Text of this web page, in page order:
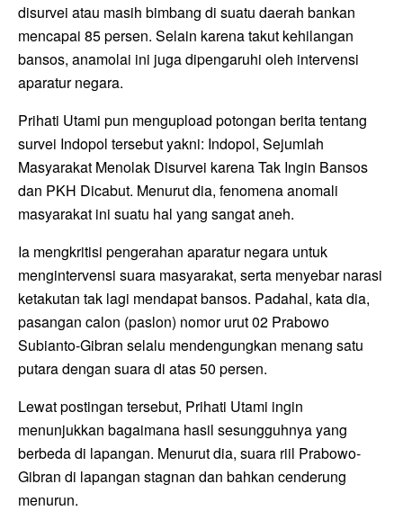
disurvei atau masih bimbang di suatu daerah bankan
mencapai 85 persen. Selain karena takut kehilangan
bansos, anamolai ini juga dipengaruhi oleh intervensi
aparatur negara.
Prihati Utami pun mengupload potongan berita tentang
survei Indopol tersebut yakni: Indopol, Sejumlah
Masyarakat Menolak Disurvei karena Tak Ingin Bansos
dan PKH Dicabut. Menurut dia, fenomena anomali
masyarakat ini suatu hal yang sangat aneh.
Ia mengkritisi pengerahan aparatur negara untuk
mengintervensi suara masyarakat, serta menyebar narasi
ketakutan tak lagi mendapat bansos. Padahal, kata dia,
pasangan calon (paslon) nomor urut 02 Prabowo
Subianto-Gibran selalu mendengungkan menang satu
putara dengan suara di atas 50 persen.
Lewat postingan tersebut, Prihati Utami ingin
menunjukkan bagaimana hasil sesungguhnya yang
berbeda di lapangan. Menurut dia, suara riil Prabowo-
Gibran di lapangan stagnan dan bahkan cenderung
menurun.